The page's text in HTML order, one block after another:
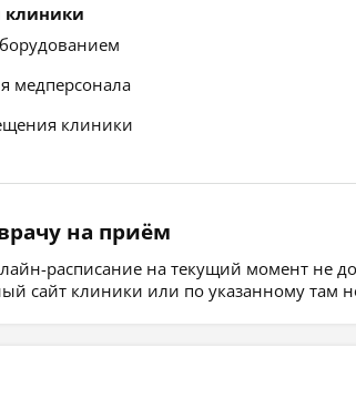
клиники
медперсонала
клиники
на приём
расписание на текущий момент не
сайт клиники или по указанному там